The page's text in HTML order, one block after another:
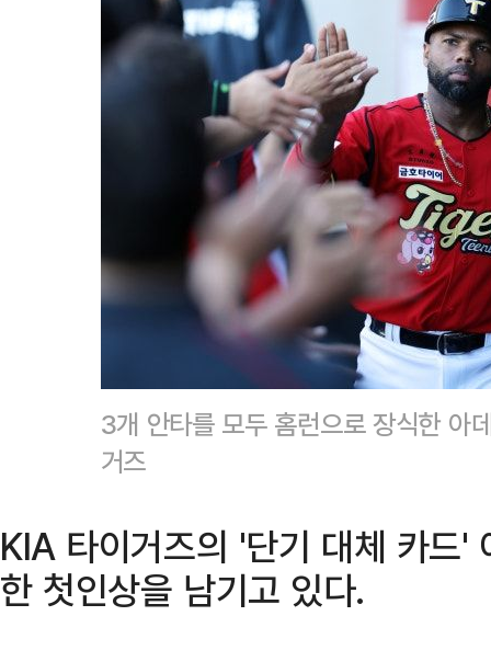
3개 안타를 모두 홈런으로 장식한
거즈
KIA 타이거즈의 '단기 대체 카드'
한 첫인상을 남기고 있다.